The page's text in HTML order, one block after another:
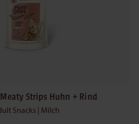
Strips Huhn + Rind
Snacks | Milch